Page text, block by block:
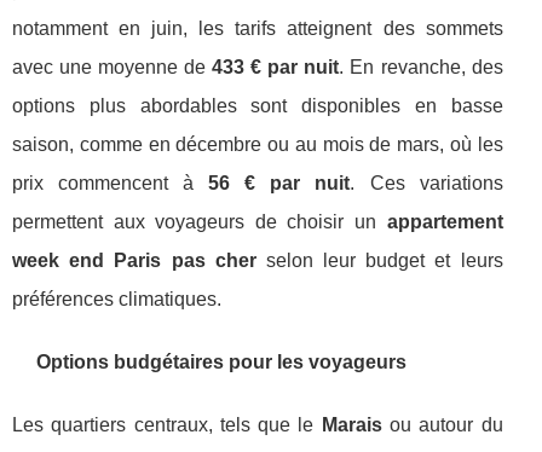
notamment en juin, les tarifs atteignent des sommets
avec une moyenne de433 € par nuit. En revanche, des
options plus abordables sont disponibles en basse
saison, comme en décembre ou au mois de mars, où les
prix commencent à56 € par nuit. Ces variations
permettent aux voyageurs de choisir un appartement
week end Paris pas cherselon leur budget et leurs
préférences climatiques.
Options budgétaires pour les voyageurs
Les quartiers centraux, tels que le Maraisou autour du